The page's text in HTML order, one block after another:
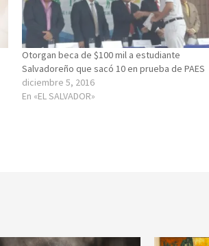
Otorgan beca de $100 mil a estudiante
Salvadoreño que sacó 10 en prueba de PAES
diciembre 5, 2016
En «EL SALVADOR»